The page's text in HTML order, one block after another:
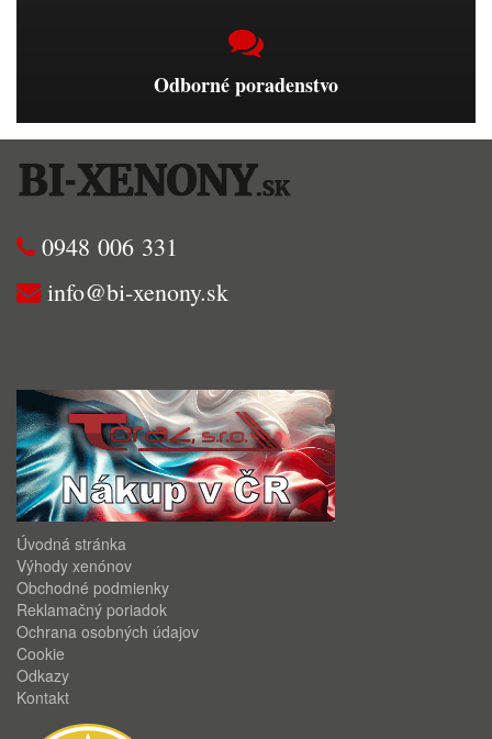
Odborné poradenstvo
0948 006 331
info@bi-xenony.sk
Úvodná stránka
Výhody xenónov
Obchodné podmienky
Reklamačný poriadok
Ochrana osobných údajov
Cookie
Odkazy
Kontakt